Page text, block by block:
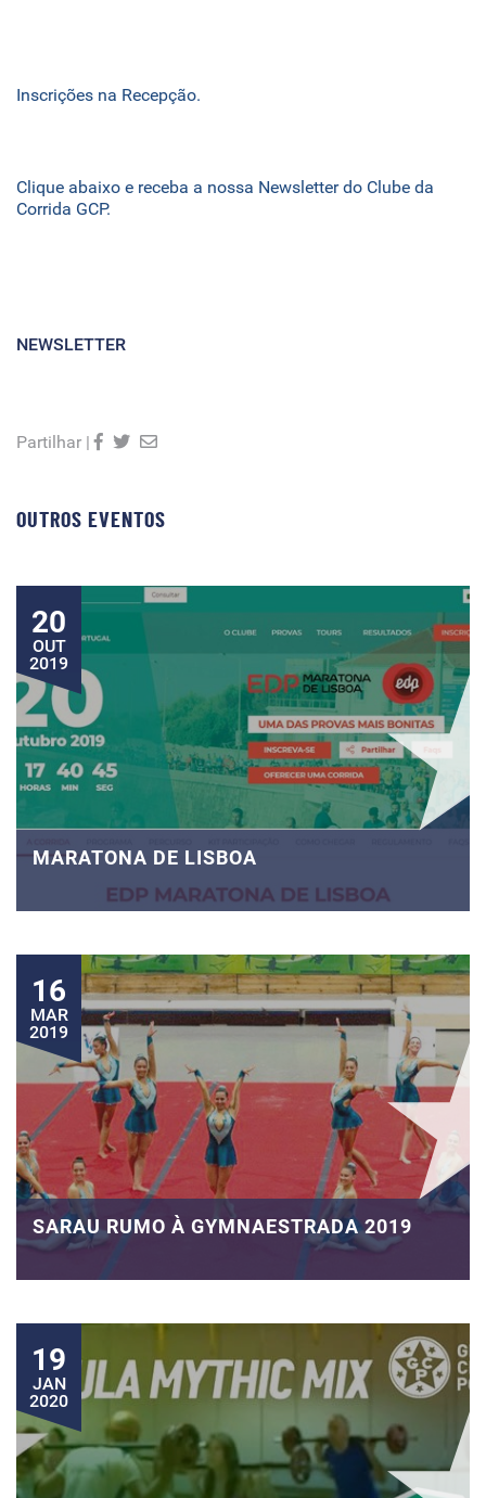
Inscrições na Recepção.
Clique abaixo e receba a nossa Newsletter do Clube da
Corrida GCP.
NEWSLETTER
Partilhar |
OUTROS EVENTOS
20
OUT
2019
MARATONA DE LISBOA
16
MAR
2019
SARAU RUMO À GYMNAESTRADA 2019
19
JAN
2020